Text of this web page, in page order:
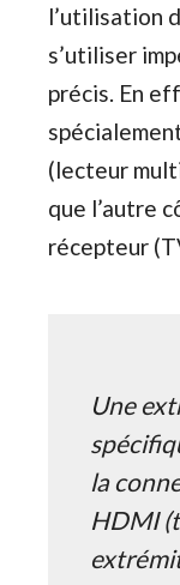
l’utilisation
s’utiliser
précis. En
(lecteur
que l’autre
récepteur
Une
la
HDMI